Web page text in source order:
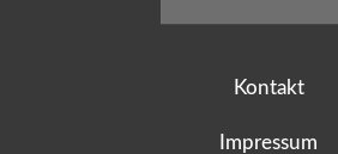
Kontakt
Impressum